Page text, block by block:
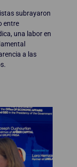
subrayaron
entre
una labor en
a las